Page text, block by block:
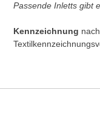
Passende Inletts gibt
Kennzeichnung